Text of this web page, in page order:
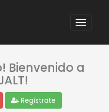
Bienvenido a
Regístrate